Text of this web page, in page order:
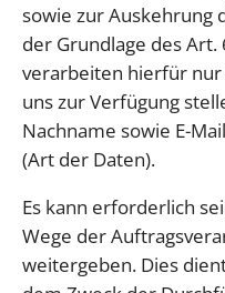
sowie zur Auskehrung
der Grundlage des Art.
verarbeiten hierfür nur
uns zur Verfügung
Nachname sowie E-
(Art der Daten).
Es kann erforderlich
Wege der
weitergeben. Dies